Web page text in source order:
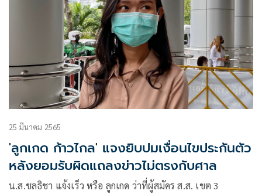
25 มีนาคม 2565
'ลูกเกด ก้าวไกล' แจงยิบปมเงื่อนไขประกันตัว
หลังยอมรับผิดแถลงข่าวไม่ตรงกับศาล
น.ส.ชลธิชา แจ้งเร็ว หรือ ลูกเกด ว่าที่ผู้สมัคร ส.ส. เขต 3